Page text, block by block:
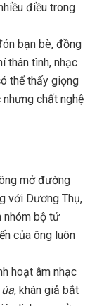
điều trong
bạn bè, đồng
thân tình, nhạc
thể thấy giọng
chất nghệ
mở đường
với Dương Thụ,
nhóm bộ tứ
của ông luôn
hoạt âm nhạc
, khán giả bắt